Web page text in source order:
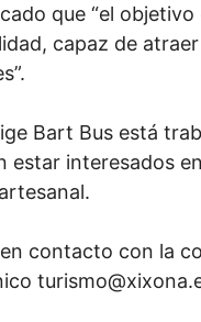
que “el
capaz de
Bart Bus está
interesados
contacto con la